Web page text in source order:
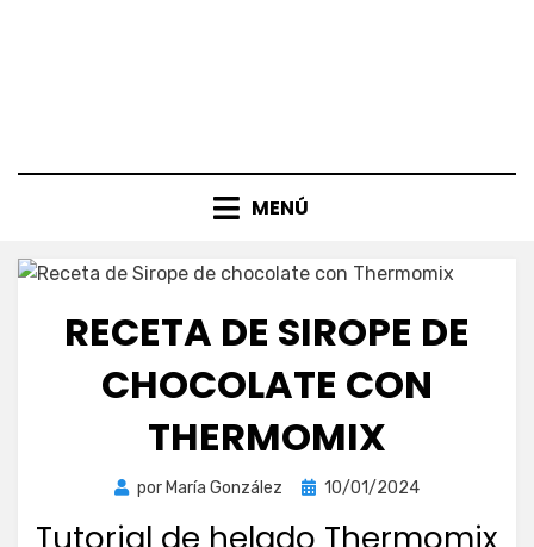
MENÚ
RECETA DE SIROPE DE
CHOCOLATE CON
THERMOMIX
por María González
Publicada
10/01/2024